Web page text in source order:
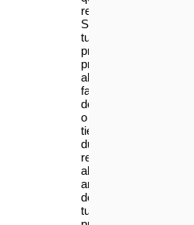
realizas.
Si
tu
producto
presenta
alguna
falla,
defecto
o
tienes
dudas
respecto
al
armado
de
tu